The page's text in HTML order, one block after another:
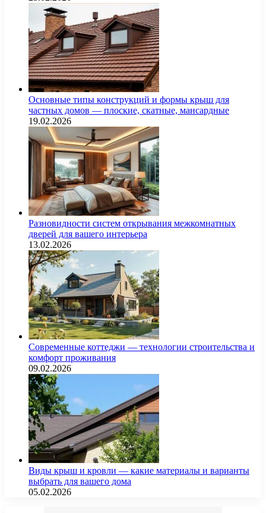
Основные типы конструкций и формы крыш для
частных домов — плоские, скатные, мансардные
19.02.2026
Разновидности систем открывания межкомнатных
дверей для вашего интерьера
13.02.2026
Современные коттеджи — технологии строительства и
комфорт проживания
09.02.2026
Виды крыш и кровли — какие материалы и варианты
выбрать для вашего дома
05.02.2026